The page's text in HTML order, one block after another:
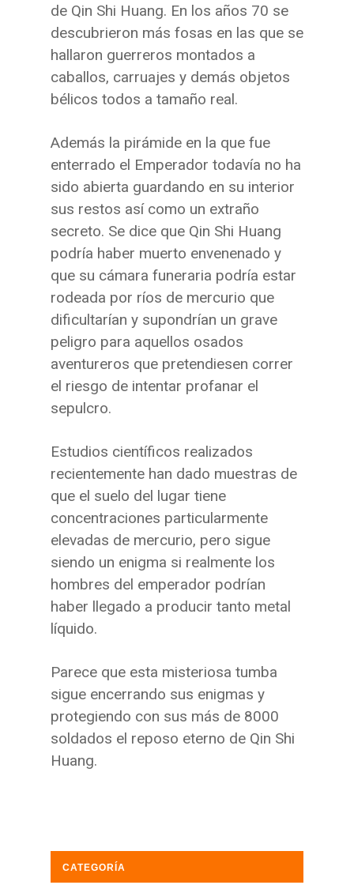
de Qin Shi Huang. En los años 70 se
descubrieron más fosas en las que se
hallaron guerreros montados a
caballos, carruajes y demás objetos
bélicos todos a tamaño real.
Además la pirámide en la que fue
enterrado el Emperador todavía no ha
sido abierta guardando en su interior
sus restos así como un extraño
secreto. Se dice que Qin Shi Huang
podría haber muerto envenenado y
que su cámara funeraria podría estar
rodeada por ríos de mercurio que
dificultarían y supondrían un grave
peligro para aquellos osados
aventureros que pretendiesen correr
el riesgo de intentar profanar el
sepulcro.
Estudios científicos realizados
recientemente han dado muestras de
que el suelo del lugar tiene
concentraciones particularmente
elevadas de mercurio, pero sigue
siendo un enigma si realmente los
hombres del emperador podrían
haber llegado a producir tanto metal
líquido.
Parece que esta misteriosa tumba
sigue encerrando sus enigmas y
protegiendo con sus más de 8000
soldados el reposo eterno de Qin Shi
Huang.
CATEGORÍA